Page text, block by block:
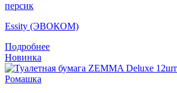
персик
Essity (ЭВОКОМ)
Подробнее
Новинка